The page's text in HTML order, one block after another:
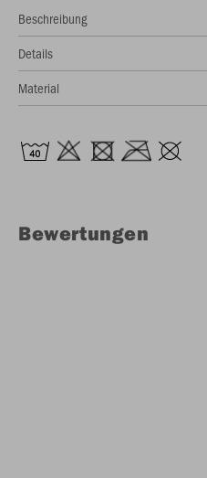
Beschreibung
Details
Material
Bewertungen